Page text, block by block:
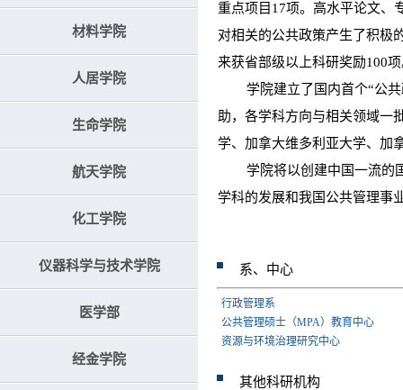
材料学院
人居学院
生命学院
航天学院
化工学院
仪器科学与技术学院
医学部
经金学院
重点项目17项。高水平论文、
对相关的公共政策产生了积极
来获省部级以上科研奖励100
学院建立了国内首个“公共
助，各学科方向与相关领域一
学、加拿大维多利亚大学、加
学院将以创建中国一流的国
学科的发展和我国公共管理事
系、中心
行政管理系
公共管理硕士（MPA）教育中心
资源与环境治理研究中心
其他科研机构